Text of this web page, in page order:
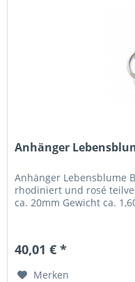
Anhänger
Anhänger Lebensblume
rhodiniert und rosé
ca. 20mm Gewicht ca.
40,01 € *
Merken